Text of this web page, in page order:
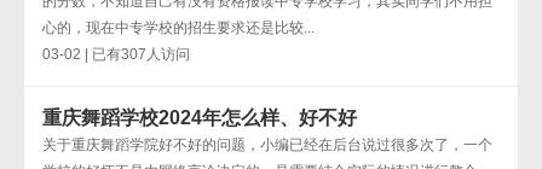
心的，现在中专学校的招生要求还是比较...
03-02 | 已有307人访问
重庆舞蹈学校2024年怎么样、好不好
关于重庆舞蹈学院好不好的问题，小编已经在后台说过很多次了，一个